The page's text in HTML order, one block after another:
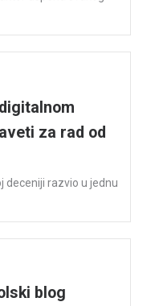
za rad od
deceniji razvio u jednu
blog